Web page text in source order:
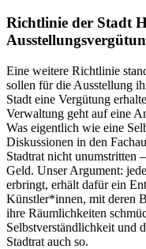
Richtlinie der Stadt
Eine weitere Richtlinie
sollen für die Ausstellung
Stadt eine Vergütung
Verwaltung geht auf eine
Was eigentlich wie eine
Diskussionen in den
Stadtrat nicht unumstritten
Geld. Unser Argument:
erbringt, erhält dafür ein
Künstler*innen, mit deren
ihre Räumlichkeiten
Selbstverständlichkeit und
Stadtrat auch so.